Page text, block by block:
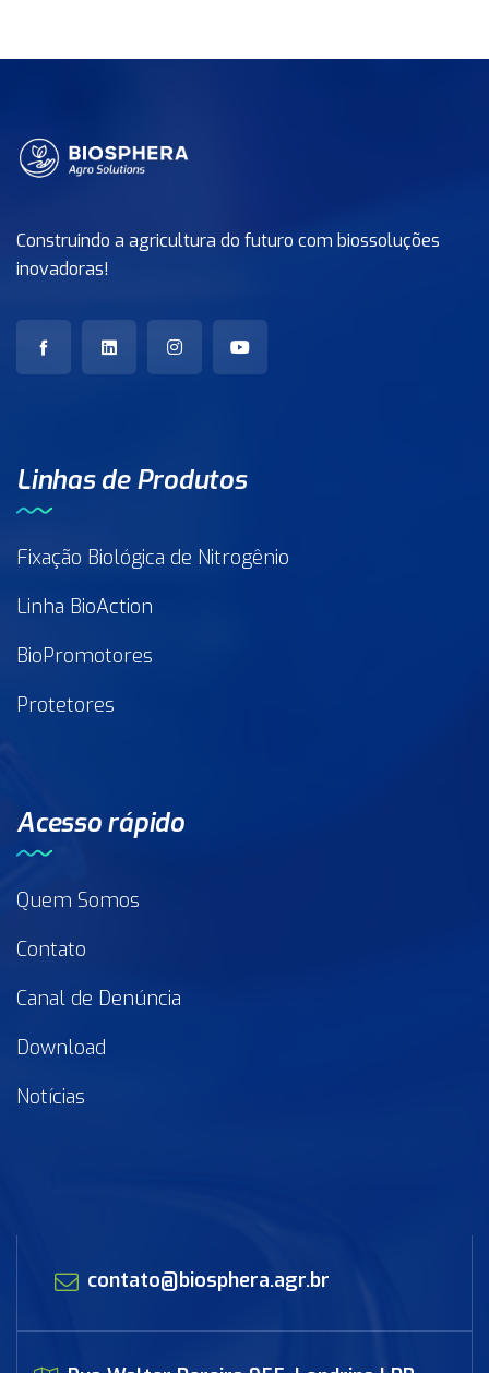
Construindo a agricultura do futuro com biossoluções
inovadoras!
Linhas de Produtos
Fixação Biológica de Nitrogênio
Linha BioAction
BioPromotores
Protetores
Acesso rápido
Quem Somos
Contato
Canal de Denúncia
Download
Notícias
contato@biosphera.agr.br